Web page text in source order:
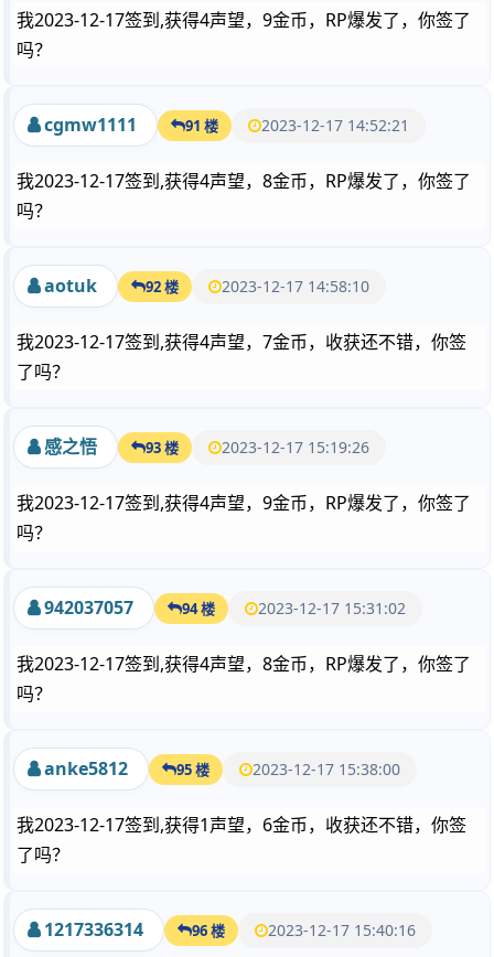
我2023-12-17签到,获得4声望，9金币，RP爆发了，你签了
吗？
cgmw1111 91 楼 2023-12-17 14:52:21
我2023-12-17签到,获得4声望，8金币，RP爆发了，你签了
吗？
aotuk 92 楼 2023-12-17 14:58:10
我2023-12-17签到,获得4声望，7金币，收获还不错，你签
了吗？
感之悟 93 楼 2023-12-17 15:19:26
我2023-12-17签到,获得4声望，9金币，RP爆发了，你签了
吗？
942037057 94 楼 2023-12-17 15:31:02
我2023-12-17签到,获得4声望，8金币，RP爆发了，你签了
吗？
anke5812 95 楼 2023-12-17 15:38:00
我2023-12-17签到,获得1声望，6金币，收获还不错，你签
了吗？
1217336314 96 楼 2023-12-17 15:40:16